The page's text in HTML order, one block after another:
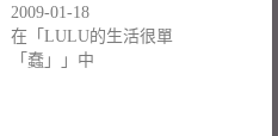
2009-01-18
在「LULU的生活很單
「蠢」」中